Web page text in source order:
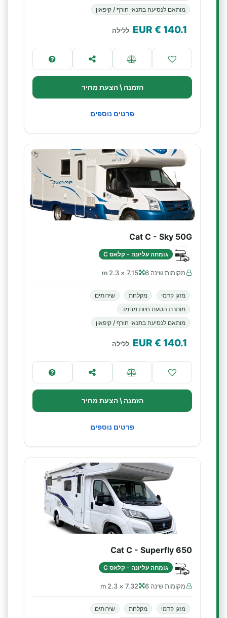
מותאם לנסיעה בתנאי חורף / קיפאון
140.1
€ EUR ללילה
הזמנה \ הצעת מחיר
פרטים נוספים
Cat C - Sky 50G
גומחה עליונה - קלאס C
מקומות שינה 6 7.15 × 2.3 m
מזגן קדמי מקלחת
שירותים
מותרת הסעת חיות מחמד
מותאם לנסיעה בתנאי חורף / קיפאון
140.1
€ EUR ללילה
הזמנה \ הצעת מחיר
פרטים נוספים
Cat C - Superfly 650
גומחה עליונה - קלאס C
מקומות שינה 6 7.32 × 2.3 m
מזגן קדמי מקלחת
שירותים